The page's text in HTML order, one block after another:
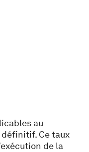
au
Ce taux
de la